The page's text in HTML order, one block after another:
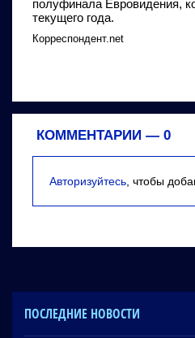
полуфинала Евровидения,
текущего года.
Корреспондент.net
КОММЕНТАРИИ — 0
Авторизуйтесь , чтобы
ПОСЛЕДНИЕ НОВОСТИ